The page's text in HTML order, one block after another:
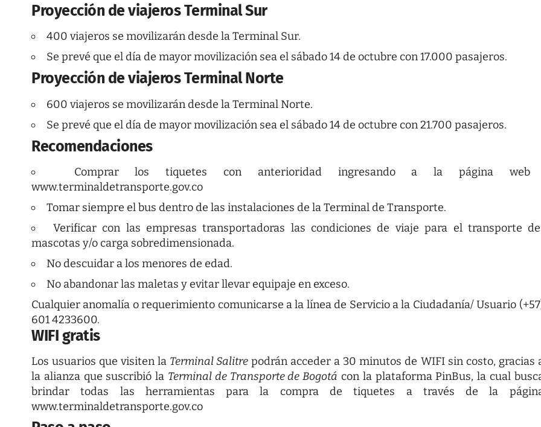
Proyección de viajeros Terminal Sur
400 viajeros se movilizarán desde la Terminal Sur.
Se prevé que el día de mayor movilización sea el sábado 14 de octubre con 17.000 pasajeros.
Proyección de viajeros Terminal Norte
600 viajeros se movilizarán desde la Terminal Norte.
Se prevé que el día de mayor movilización sea el sábado 14 de octubre con 21.700 pasajeros.
Recomendaciones
Comprar los tiquetes con anterioridad ingresando a la página web
www.terminaldetransporte.gov.co
Tomar siempre el bus dentro de las instalaciones de la Terminal de Transporte.
Verificar con las empresas transportadoras las condiciones de viaje para el transporte de
mascotas y/o carga sobredimensionada.
No descuidar a los menores de edad.
No abandonar las maletas y evitar llevar equipaje en exceso.
Cualquier anomalía o requerimiento comunicarse a la línea de Servicio a la Ciudadanía/ Usuario
601 4233600.
WIFI gratis
Los usuarios que visiten la Terminal Salitre podrán acceder a 30 minutos de WIFI sin costo, gracias
la alianza que suscribió la Terminal de Transporte de Bogotá con la plataforma PinBus, la cual
brindar todas las herramientas para la compra de tiquetes a través de la
www.terminaldetransporte.gov.co